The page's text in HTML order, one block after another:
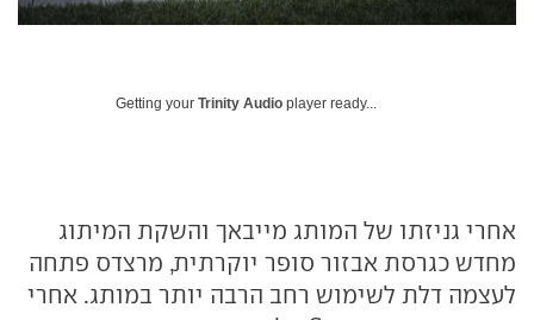
Getting your Trinity Audio player ready...
אחרי גניזתו של המותג מייבאך והשקת המיתוג
מחדש כגרסת אבזור סופר יוקרתית, מרצדס פתחה
לעצמה דלת לשימוש רחב הרבה יותר במותג. אחרי